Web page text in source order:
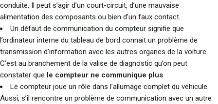
conduite. Il peut s’agir d’un court-circuit, d’une mauvaise
alimentation des composants ou bien d’un faux contact.
Un défaut de communication du compteur signifie que
l’ordinateur interne du tableau de bord connait un problème de
transmission d’information avec les autres organes de la voiture.
C’est au branchement de la valise de diagnostic qu’on peut
constater que le compteur ne communique plus.
Le compteur joue un rôle dans l’allumage complet du véhicule.
Aussi, s’il rencontre un problème de communication avec un autre